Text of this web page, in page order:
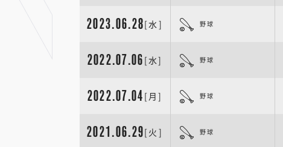
2023.06.28[水] 野球
2022.07.06 [水] 野球
2022.07.04 [月] 野球
2021.06.29[火] 野球